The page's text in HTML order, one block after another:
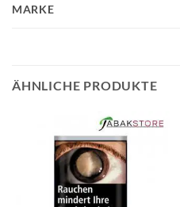
MARKE
ÄHNLICHE PRODUKTE